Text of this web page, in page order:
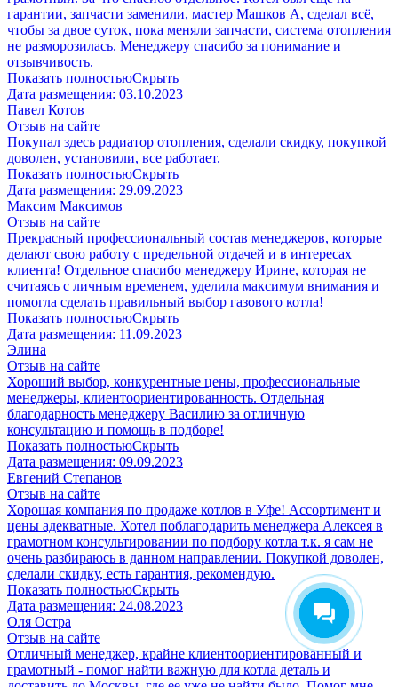
гарантии, запчасти заменили, мастер Машков А, сделал всё,
чтобы за двое суток, пока меняли запчасти, система отопления
не разморозилась. Менеджеру спасибо за понимание и
отзывчивость.
Показать полностьюСкрыть
Дата размещения: 03.10.2023
Павел Котов
Отзыв на сайте
Покупал здесь радиатор отопления, сделали скидку, покупкой
доволен, установили, все работает.
Показать полностьюСкрыть
Дата размещения: 29.09.2023
Максим Максимов
Отзыв на сайте
Прекрасный профессиональный состав менеджеров, которые
делают свою работу с предельной отдачей и в интересах
клиента! Отдельное спасибо менеджеру Ирине, которая не
считаясь с личным временем, уделила максимум внимания и
помогла сделать правильный выбор газового котла!
Показать полностьюСкрыть
Дата размещения: 11.09.2023
Элина
Отзыв на сайте
Хороший выбор, конкурентные цены, профессиональные
менеджеры, клиентоориентированность. Отдельная
благодарность менеджеру Василию за отличную
консультацию и помощь в подборе!
Показать полностьюСкрыть
Дата размещения: 09.09.2023
Евгений Степанов
Отзыв на сайте
Хорошая компания по продаже котлов в Уфе! Ассортимент и
цены адекватные. Хотел поблагодарить менеджера Алексея в
грамотном консультировании по подбору котла т.к. я сам не
очень разбираюсь в данном направлении. Покупкой доволен,
сделали скидку, есть гарантия, рекомендую.
Показать полностьюСкрыть
Дата размещения: 24.08.2023
​Оля Остра
Отзыв на сайте
Отличный менеджер, крайне клиентоориентированный и
грамотный - помог найти важную для котла деталь и